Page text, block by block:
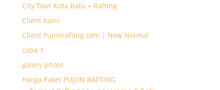
City Tour Kota Batu + Rafting
Client Kami
Client Pujonrafting.com | New Normal
coba 1
galery photo
Harga Paket PUJON RAFTING